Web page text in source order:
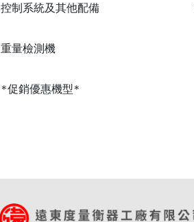
控制系統及其他配備
重量檢測機
*促銷優惠機型*